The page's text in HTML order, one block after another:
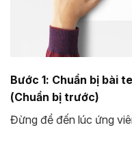
Bước 1: Chuẩn bị bài
(Chuẩn bị trước)
Đừng để đến lúc ứng